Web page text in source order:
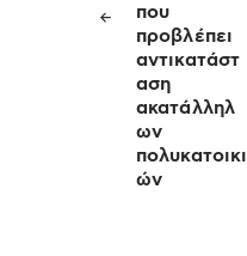
που
προβλέπει
αντικατάστ
αση
ακατάλληλ
ων
πολυκατοικι
ών